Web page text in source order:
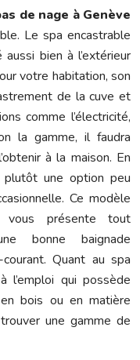
de nage à Genève
Le spa encastrable
bien à l’extérieur
votre habitation, son
de la cuve et
comme l’électricité,
la gamme, il faudra
à la maison. En
plutôt une option peu
Ce modèle
présente tout
bonne baignade
Quant au spa
l’emploi qui possède
bois ou en matière
une gamme de